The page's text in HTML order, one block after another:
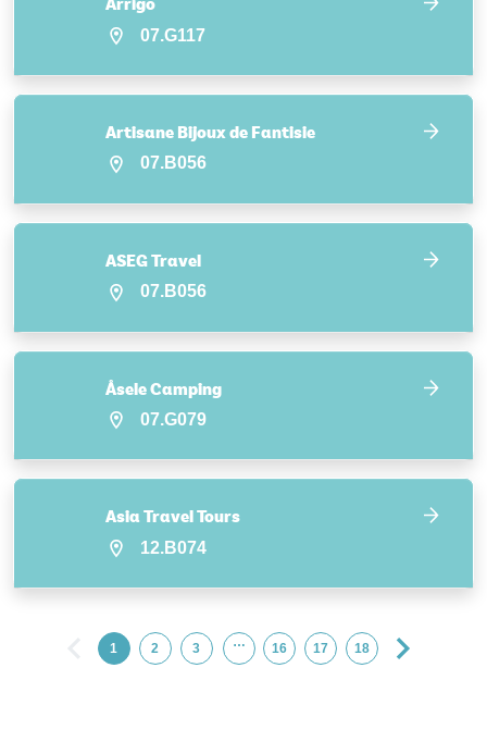
Arrigo
07.G117
Artisane Bijoux de Fantisie
07.B056
ASEG Travel
07.B056
Åsele Camping
07.G079
Asia Travel Tours
12.B074
1 2 3 … 16 17 18